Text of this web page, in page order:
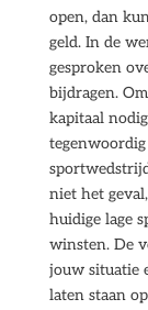
open, dan
geld. In de
gesproken
bijdragen.
kapitaal
niet het
huidige lage
winsten. De
jouw situatie
laten staan